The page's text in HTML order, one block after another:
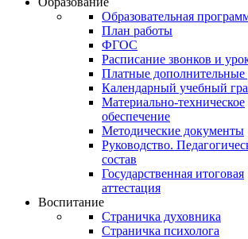
Образовательная
План работы
ФГОС
Расписание звонков и
Платные дополнительные
Календарный учебный
Материально-техническое
обеспечение
Методические документы
Руководство.
состав
Государственная итоговая
аттестация
Воспитание
Страничка духовника
Страничка психолога